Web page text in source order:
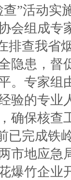
”活动实
会组成专
查我省
隐患，督
。专家组
验的专业
确保核查
完成铁
市地应急
爆竹企业